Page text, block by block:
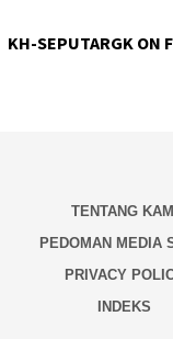
KH-SEPUTARGK ON
TENTANG KAMI
PEDOMAN MEDIA
PRIVACY
INDEKS